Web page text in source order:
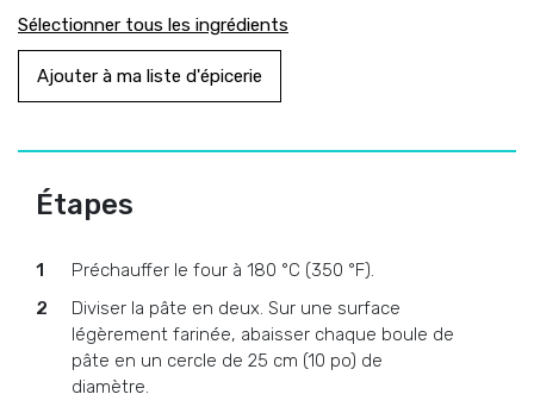
Sélectionner tous les ingrédients
Ajouter à ma liste d'épicerie
Étapes
Préchauffer le four à 180 °C (350 °F).
Diviser la pâte en deux. Sur une surface
légèrement farinée, abaisser chaque boule de
pâte en un cercle de 25 cm (10 po) de
diamètre.